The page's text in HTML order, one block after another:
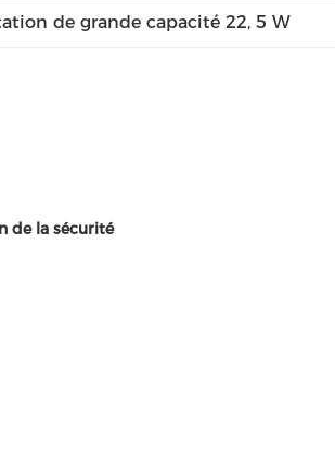
de grande capacité 22, 5 W
de la sécurité